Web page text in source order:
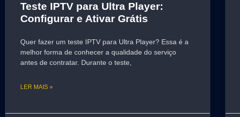
Teste IPTV para Ultra Player:
Configurar e Ativar Grátis
Quer fazer um teste IPTV para Ultra Player? Essa é a
melhor forma de conhecer a qualidade do serviço
antes de contratar. Durante o teste,
LER MAIS »